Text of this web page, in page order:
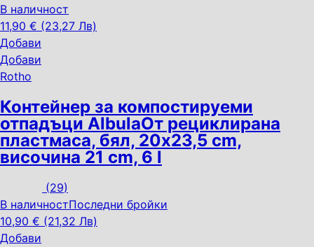
В наличност
11,90 € (23,27 Лв)
Добави
Добави
Rotho
Контейнер за компостируеми
отпадъци AlbulaОт рециклирана
пластмаса, бял, 20x23,5 cm,
височина 21 cm, 6 l
(29)
В наличностПоследни бройки
10,90 € (21,32 Лв)
Добави